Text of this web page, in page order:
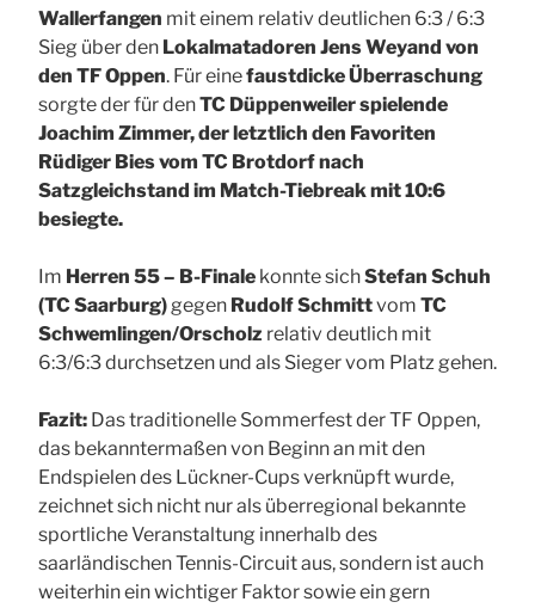
Wallerfangen mit einem relativ deutlichen 6:3 / 6:3
Sieg über den Lokalmatadoren Jens Weyand von
den TF Oppen. Für einefaustdicke Überraschung
sorgte der für denTC Düppenweiler spielende
Joachim Zimmer, der letztlich den Favoriten
Rüdiger Bies vom TC Brotdorf nach
Satzgleichstand im Match-Tiebreak mit 10:6
besiegte.
Im Herren 55 – B-Finale konnte sichStefan Schuh
(TC Saarburg)gegen Rudolf Schmittvom TC
Schwemlingen/Orscholz relativ deutlich mit
6:3/6:3 durchsetzen und als Sieger vom Platz gehen.
Fazit: Das traditionelle Sommerfest der TF Oppen,
das bekanntermaßen von Beginn an mit den
Endspielen des Lückner-Cups verknüpft wurde,
zeichnet sich nicht nur als überregional bekannte
sportliche Veranstaltung innerhalb des
saarländischen Tennis-Circuit aus, sondern ist auch
weiterhin ein wichtiger Faktor sowie ein gern